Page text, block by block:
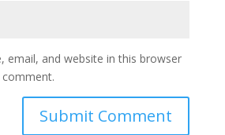
email, and website in this browser